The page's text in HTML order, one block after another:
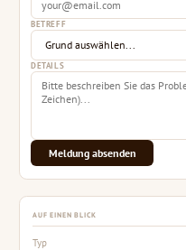
BETREFF
DETAILS
Meldung absenden
AUF EINEN BLICK
Typ